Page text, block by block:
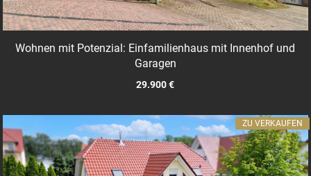
Wohnen mit Potenzial: Einfamilienhaus mit Innenhof und
Garagen
29.900 €
ZU VERKAUFEN